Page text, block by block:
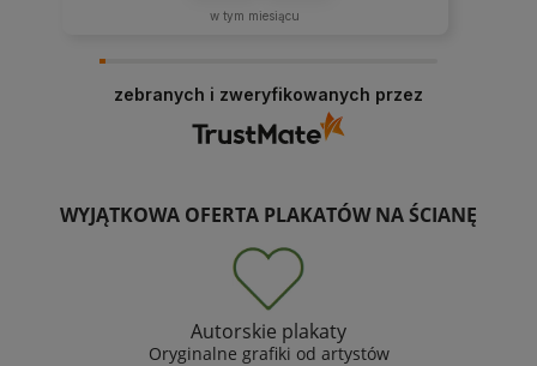
w tym miesiącu
zebranych i zweryfikowanych przez
WYJĄTKOWA OFERTA PLAKATÓW NA ŚCIANĘ
Autorskie plakaty
Oryginalne grafiki od artystów